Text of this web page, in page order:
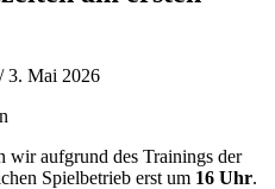
3. Mai 2026
wir aufgrund des Trainings der
Spielbetrieb erst um 16 Uhr.